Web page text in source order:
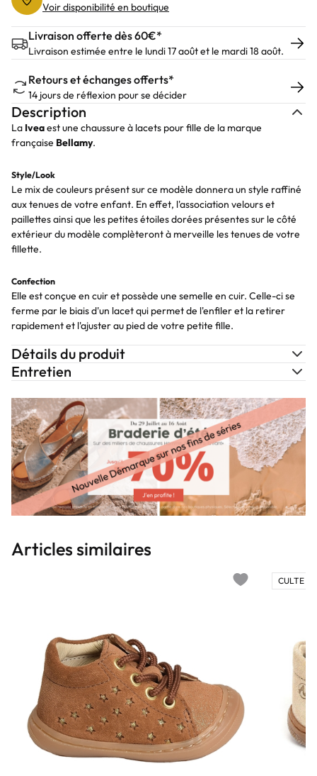
Voir disponibilité en boutique
Livraison offerte dès 60€*
Livraison estimée entre le lundi 17 août et le mardi 18 août.
Retours et échanges offerts*
14 jours de réflexion pour se décider
Description
La Iveaest une chaussure à lacets pour fille de la marque
française Bellamy.
Style/Look
Le mix de couleurs présent sur ce modèle donnera un style raffiné
aux tenues de votre enfant. En effet, l'association velours et
paillettes ainsi que les petites étoiles dorées présentes sur le côté
extérieur du modèle complèteront à merveille les tenues de votre
fillette.
Confection
Elle est conçue en cuir et possède une semelle en cuir. Celle-ci se
ferme par le biais d'un lacet qui permet de l'enfiler et la retirer
rapidement et l'ajuster au pied de votre petite fille.
Détails du produit
Entretien
Articles similaires
CULTE 💎